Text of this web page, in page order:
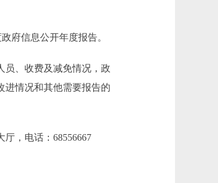
府信息公开年度报告。
、收费及减免情况，政
进情况和其他需要报告的
，电话：68556667